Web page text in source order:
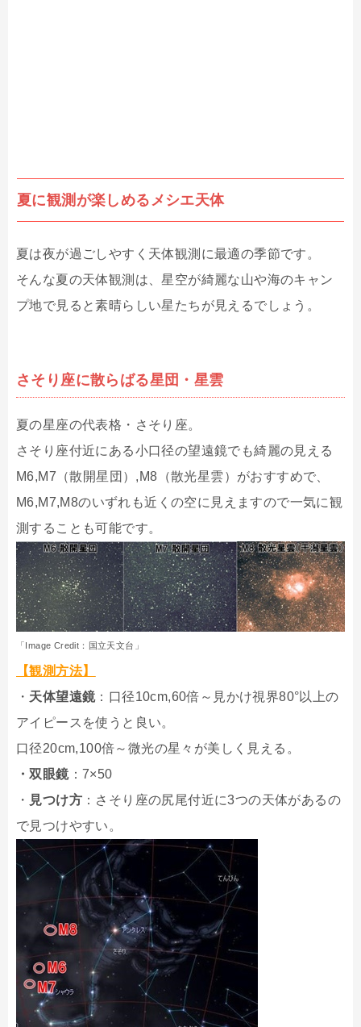
夏に観測が楽しめるメシエ天体
夏は夜が過ごしやすく天体観測に最適の季節です。
そんな夏の天体観測は、星空が綺麗な山や海のキャン
プ地で見ると素晴らしい星たちが見えるでしょう。
さそり座に散らばる星団・星雲
夏の星座の代表格・さそり座。
さそり座付近にある小口径の望遠鏡でも綺麗の見える
M6,M7（散開星団）,M8（散光星雲）がおすすめで、
M6,M7,M8のいずれも近くの空に見えますので一気に観
測することも可能です。
「Image Credit：国立天文台」
【観測方法】
・ 天体望遠鏡：口径10cm,60倍～見かけ視界80°以上の
アイピースを使うと良い。
口径20cm,100倍～微光の星々が美しく見える。
・双眼鏡：7×50
・ 見つけ方 ：さそり座の尻尾付近に3つの天体があるの
で見つけやすい。